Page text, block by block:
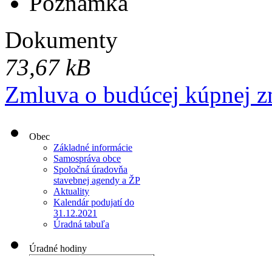
Dokumenty
73,67 kB
Zmluva o budúcej kúpnej
Obec
Základné informácie
Samospráva obce
Spoločná úradovňa
stavebnej agendy a ŽP
Aktuality
Kalendár podujatí do
31.12.2021
Úradná tabuľa
Úradné hodiny